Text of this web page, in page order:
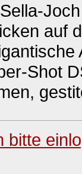
auf
Shot
bitte